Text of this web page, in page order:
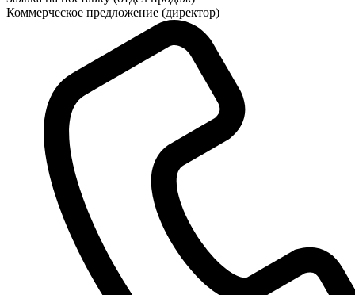
Коммерческое предложение (директор)